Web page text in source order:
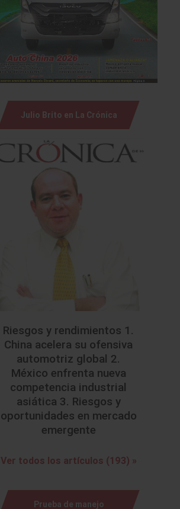
Julio Brito en La Crónica
Riesgos y rendimientos 1.
China acelera su ofensiva
automotriz global 2.
México enfrenta nueva
competencia industrial
asiática 3. Riesgos y
oportunidades en mercado
emergente
Ver todos los artículos (193) »
Prueba de manejo